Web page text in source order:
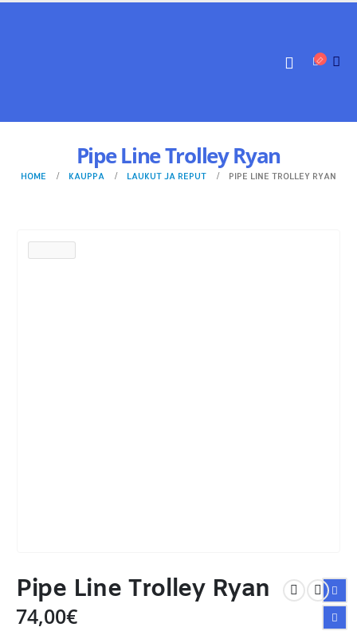
Pipe Line Trolley Ryan
HOME KAUPPA LAUKUT JA REPUT PIPE LINE TROLLEY RYAN
Pipe Line Trolley Ryan
74,00€